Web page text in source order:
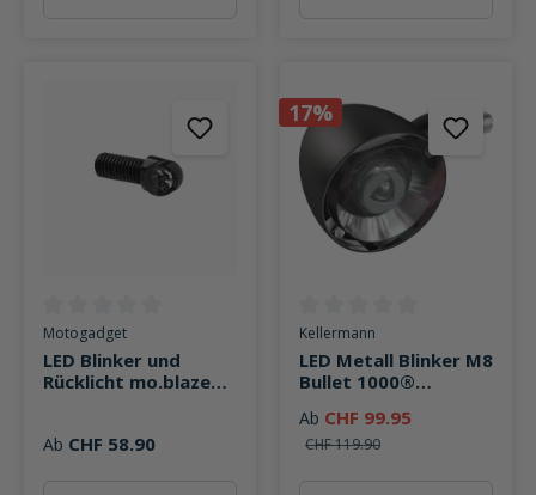
Durchschnittliche Bewertung von 0 von 5 Sternen
Motogadget
LED Blinker und
Rücklicht mo.blaze
Ab CHF 58.90
17%
Durchschnittliche Bewertung
Kellermann
LED Metall Blinker M8
Bullet 1000®
Ab CHF 99.95
CHF 119.90